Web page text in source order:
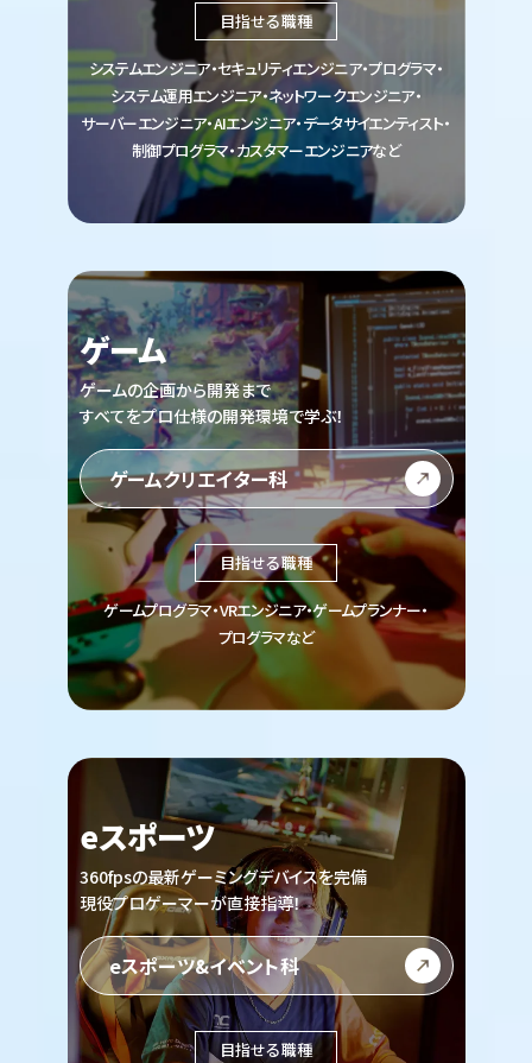
目指せる職種
システムエンジニア・セキュリティエンジニア・プログラマ・
システム運用エンジニア・ネットワークエンジニア・
サーバーエンジニア・AIエンジニア・データサイエンティスト・
制御プログラマ・カスタマーエンジニアなど
ゲーム
ゲームの企画から開発まで
すべてをプロ仕様の開発環境で学ぶ！
ゲームクリエイター科
目指せる職種
ゲームプログラマ・VRエンジニア・ゲームプランナー・
プログラマなど
eスポーツ
360fpsの最新ゲーミングデバイスを完備
現役プロゲーマーが直接指導！
eスポーツ&イベント科
目指せる職種